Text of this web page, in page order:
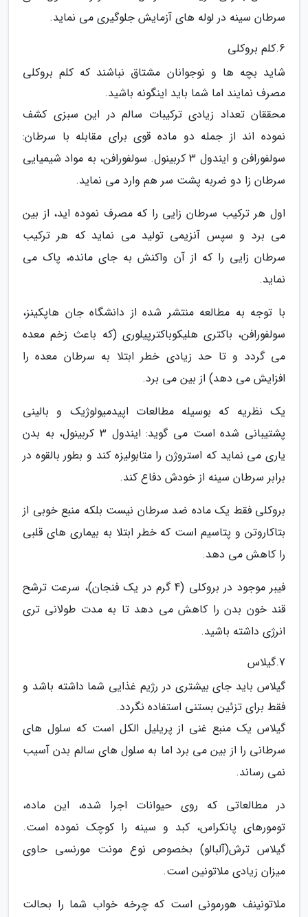
سرطان سینه در لوله های آزمایش جلوگیری می نماید.
6.کلم بروکلی
شاید بچه ها و نوجوانان مشتاق نباشند که کلم بروکلی
مصرف نمایند اما شما باید اینگونه باشید.
محققان تعداد زیادی ترکیبات سالم در این سبزی کشف
نموده اند از جمله دو ماده قوی برای مقابله با سرطان:
سولفورافن و ایندول 3 کربینول. سولفورافن، به مواد شیمیایی
سرطان زا دو ضربه پشت سر هم وارد می نماید.
اول هر ترکیب سرطان زایی را که مصرف نموده اید، از بین
می برد و سپس آنزیمی تولید می نماید که هر ترکیب
سرطان زایی را که از آن واکنش به جای مانده، پاک می
نماید.
با توجه به مطالعه منتشر شده از دانشگاه جان هاپکینز،
سولفورافن، باکتری هلیکوباکترپیلوری (که باعث زخم معده
می گردد و تا حد زیادی خطر ابتلا به سرطان معده را
افزایش می دهد) از بین می برد.
یک نظریه که بوسیله مطالعات اپیدمیولوژیک و بالینی
پشتیبانی شده است می گوید: ایندول 3 کربینول، به بدن
یاری می نماید که استروژن را متابولیزه کند و بطور بالقوه در
برابر سرطان سینه از خودش دفاع کند.
بروکلی فقط یک ماده ضد سرطان نیست بلکه منبع خوبی از
بتاکاروتن و پتاسیم است که خطر ابتلا به بیماری های قلبی
را کاهش می دهد.
فیبر موجود در بروکلی (4 گرم در یک فنجان)، سرعت ترشح
قند خون بدن را کاهش می دهد تا به مدت طولانی تری
انرژی داشته باشید.
7.گیلاس
گیلاس باید جای بیشتری در رژیم غذایی شما داشته باشد و
فقط برای تزئین بستنی استفاده نگردد.
گیلاس یک منبع غنی از پریلیل الکل است که سلول های
سرطانی را از بین می برد اما به سلول های سالم بدن آسیب
نمی رساند.
در مطالعاتی که روی حیوانات اجرا شده، این ماده،
تومورهای پانکراس، کبد و سینه را کوچک نموده است.
گیلاس ترش(آلبالو) بخصوص نوع مونت مورنسی حاوی
میزان زیادی ملاتونین است.
ملاتونینف هورمونی است که چرخه خواب شما را بحالت